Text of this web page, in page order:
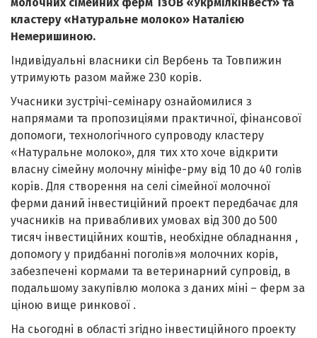
кластеру «Натуральне молоко» Наталією
Немеришиною.
Індивідуальні власники сіл Вербень та Товпижин
утримують разом майже 230 корів.
Учасники зустрічі-семінару ознайомилися з
напрямами та пропозиціями практичної, фінансової
допомоги, технологічного супроводу кластеру
«Натуральне молоко», для тих хто хоче відкрити
власну сімейну молочну мініфе-рму від 10 до 40 голів
корів. Для створення на селі сімейної молочної
ферми даний інвестиційний проект передбачає для
учасників на привабливих умовах від 300 до 500
тисяч інвестиційних коштів, необхідне обладнання ,
допомогу у придбанні поголів»я молочних корів,
забезпечені кормами та ветеринарний супровід, в
подальшому закупівлю молока з даних міні – ферм за
ціною вище ринкової .
На сьогодні в області згідно інвестиційного проекту